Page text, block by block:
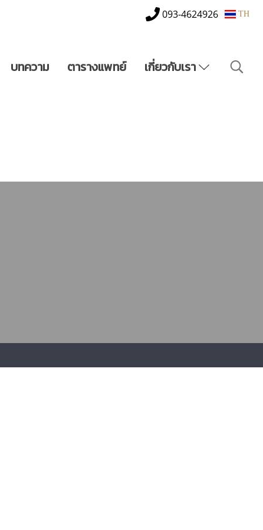
093-4624926 TH
บทความ ตารางแพทย์ เกี่ยวกับเรา